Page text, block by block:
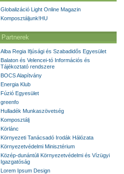
Globalizáció Light Online Magazin
Komposztáljunk!HU
Partnerek
Alba Regia Ifjúsági és Szabadidős Egyesület
Balaton és Velencei-tó Információs és
Tájékoztató rendszere
BOCS Alapítvány
Energia Klub
Fúzió Egyesület
greenfo
Hulladék Munkaszövetség
Komposztálj
Körlánc
Környezeti Tanácsadó Irodák Hálózata
Környezetvédelmi Minisztérium
Közép-dunántúli Környezetvédelmi és Vízügyi
Igazgatóság
Lorem Ipsum Design